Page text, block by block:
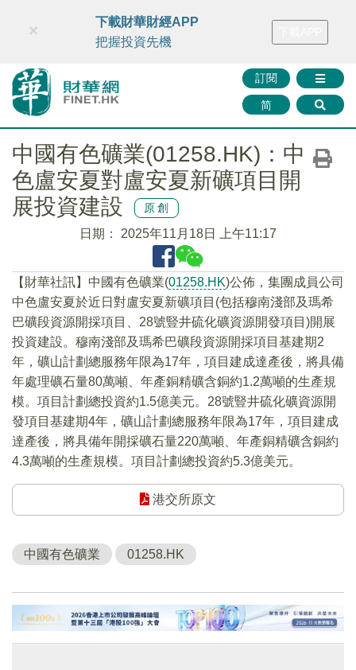
財華智庫網 FINTV FINMETA 財華證券 媒體矩陣
訂閱
简
×
下載財華財經APP
把握投資先機
中國有色礦業(01258.HK)：中
色盧安夏對盧安夏新礦項目開
展投資建設
原創
日期： 2025年11月18日 上午11:17
【財華社訊】中國有色礦業(01258.HK)公佈，集團成員公司
中色盧安夏於近日對盧安夏新礦項目(包括穆南淺部及瑪希
巴礦段資源開採項目、28號豎井硫化礦資源開發項目)開展
投資建設。穆南淺部及瑪希巴礦段資源開採項目基建期2
年，礦山計劃總服務年限為17年，項目建成達產後，將具備
年處理礦石量80萬噸、年產銅精礦含銅約1.2萬噸的生產規
模。項目計劃總投資約1.5億美元。28號豎井硫化礦資源開
發項目基建期4年，礦山計劃總服務年限為17年，項目建成
達產後，將具備年開採礦石量220萬噸、年產銅精礦含銅約
4.3萬噸的生產規模。項目計劃總投資約5.3億美元。
港交所原文
中國有色礦業 01258.HK